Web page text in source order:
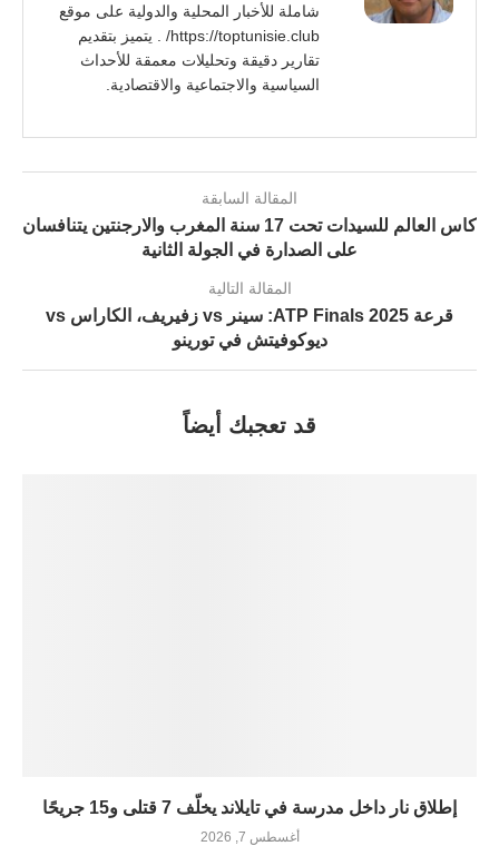
شاملة للأخبار المحلية والدولية على موقع
https://toptunisie.club/ . يتميز بتقديم
تقارير دقيقة وتحليلات معمقة للأحداث
السياسية والاجتماعية والاقتصادية.
المقالة السابقة
كاس العالم للسيدات تحت 17 سنة المغرب والارجنتين يتنافسان
على الصدارة في الجولة الثانية
المقالة التالية
قرعة ATP Finals 2025: سينر vs زفيريف، الكاراس vs
ديوكوفيتش في تورينو
قد تعجبك أيضاً
إطلاق نار داخل مدرسة في تايلاند يخلّف 7 قتلى و15 جريحًا
أغسطس 7, 2026